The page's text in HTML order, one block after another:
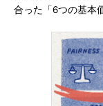
合った「6つの基本